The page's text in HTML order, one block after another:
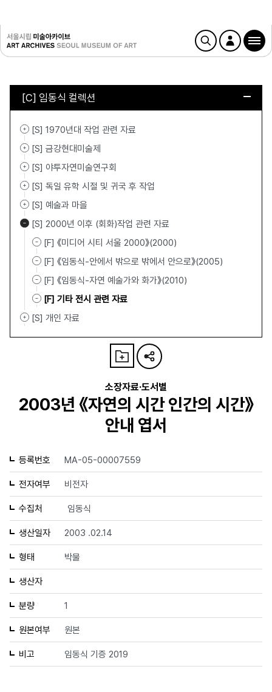
[C] 임동식 컬렉션
[S] 1970년대 작업 관련 자료
[S] 금강현대미술제
[S] 야투자연미술연구회
[S] 독일 유학 시절 및 귀국 후 작업
[S] 예술과 마을
[S] 2000년 이후 (회화)작업 관련 자료
[F] 《미디어 시티 서울 2000》(2000)
[F] 《임동식-안에서 밖으로 밖에서 안으로》(2005)
[F] 《임동식-자연 예술가와 화가》(2010)
[F] 기타 전시 관련 자료
[S] 개인 자료
소장자료·도서별
2003년 《자연의 시간 인간의 시간》
안내 엽서
등록번호 MA-05-00007559
전자여부 비전자
수집처 임동식
생산일자 2003 .02.14
형태 박물
생산자
분량 1
원본여부 원본
비고 임동식 기증 2019